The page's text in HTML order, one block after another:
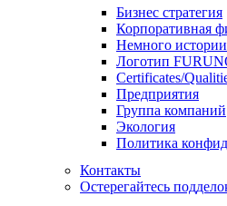
Бизнес стратегия
Корпоративная
Немного истории
Логотип
Certificates/
Предприятия
Группа компаний
Экология
Политика
Контакты
Остерегайтесь